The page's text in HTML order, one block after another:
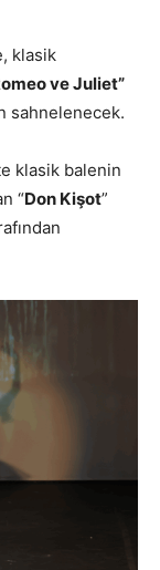
klasik
ve Juliet”
sahnelenecek.
klasik balenin
“Don Kişot”